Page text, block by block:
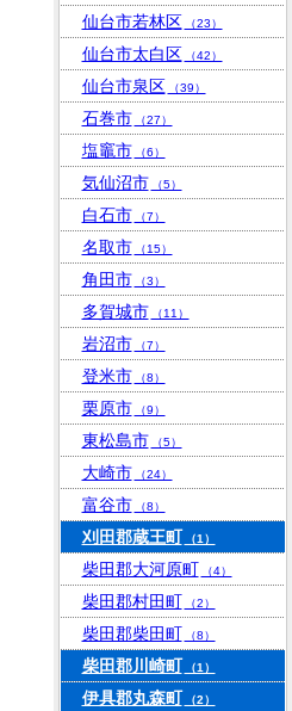
仙台市若林区 （23）
仙台市太白区 （42）
仙台市泉区 （39）
石巻市 （27）
塩竈市 （6）
気仙沼市 （5）
白石市 （7）
名取市 （15）
角田市 （3）
多賀城市 （11）
岩沼市 （7）
登米市 （8）
栗原市 （9）
東松島市 （5）
大崎市 （24）
富谷市 （8）
刈田郡蔵王町 （1）
柴田郡大河原町 （4）
柴田郡村田町 （2）
柴田郡柴田町 （8）
柴田郡川崎町 （1）
伊具郡丸森町 （2）